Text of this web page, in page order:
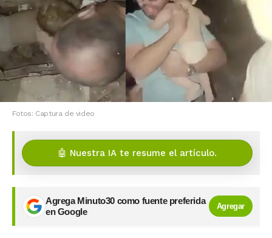
Fotos: Captura de video
🤖 Nuestra IA te resume el artículo.
Agrega Minuto30 como fuente preferida
en Google
Agregar